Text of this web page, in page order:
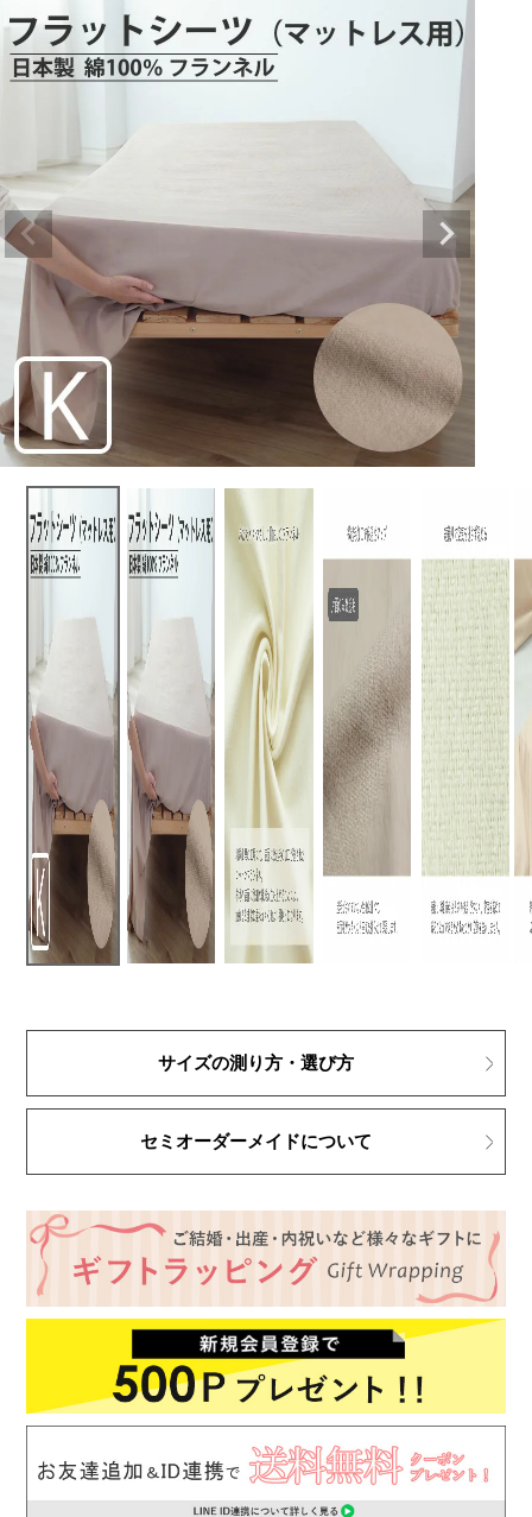
サイズの測り方・選び方
セミオーダーメイドについて